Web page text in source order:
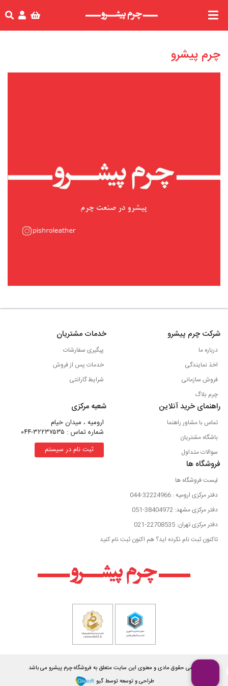
چرم پیشرو
شرکت چرم پیشرو
درباره ما
اخذ نمایندگی
فروش سازمانی
چرم بلاگ
خدمات مشتریان
پیگیری سفارشات
خدمات پس از فروش
شرایط گارانتی
راهنمای خرید آنلاین
تماس با مشاور راهنما
باشگاه مشتریان
سوالات متداول
شعبه مرکزی
ارومیه ، میدان خیام
شماره تماس : ۳۲۲۳۷۵۳۵-۰۴۴
ثبت نام در سیستم
فروشگاه ها
لیست فروشگاه ها
دفتر مرکزی ارومیه : 32224966-044
دفتر مرکزی مشهد: 38404972-051
دفتر مرکزی تهران: 22708535-021
تاکنون ثبت نام نکرده اید؟ هم اکنون ثبت نام کنید
تمامی حقوق مادی و معنوی این سایت متعلق به فروشگاه چرم پیشرو می باشد
طراحی و توسعه توسط گیو